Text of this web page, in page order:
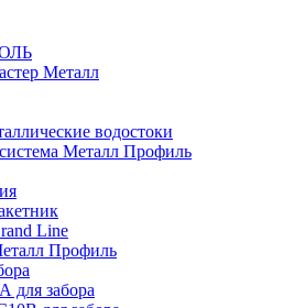
Металл
водостоки
Металл Профиль
Line
Профиль
для забора